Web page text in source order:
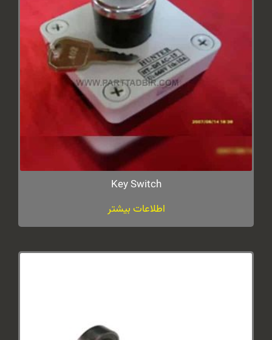
Key Switch
اطلاعات بیشتر